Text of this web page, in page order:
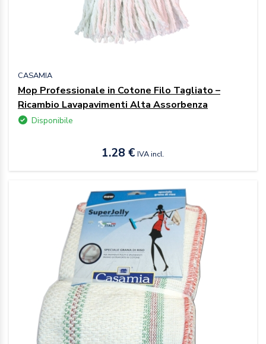
CASAMIA
Mop Professionale in Cotone Filo Tagliato –
Ricambio Lavapavimenti Alta Assorbenza
Disponibile
1.28 € IVA incl.